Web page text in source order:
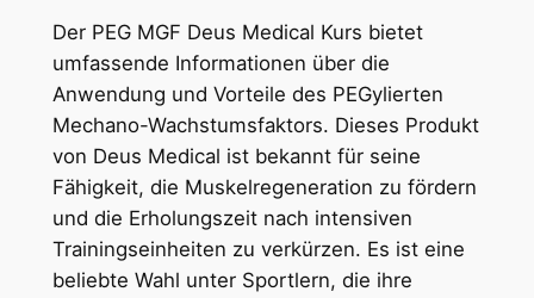
Der PEG MGF Deus Medical Kurs bietet
umfassende Informationen über die
Anwendung und Vorteile des PEGylierten
Mechano-Wachstumsfaktors. Dieses Produkt
von Deus Medical ist bekannt für seine
Fähigkeit, die Muskelregeneration zu fördern
und die Erholungszeit nach intensiven
Trainingseinheiten zu verkürzen. Es ist eine
beliebte Wahl unter Sportlern, die ihre